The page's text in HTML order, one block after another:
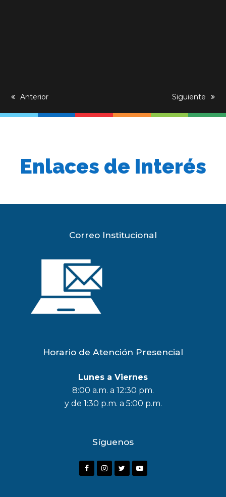
previous
Anterior
next
Siguiente
Enlaces de Interés
Correo Institucional
Horario de Atención Presencial
Lunes a Viernes
8:00 a.m. a 12:30 pm.
y de 1:30 p.m. a 5:00 p.m.
Síguenos
F
I
Y